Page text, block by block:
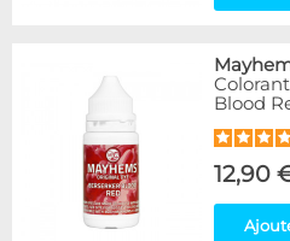
Blood
12,90